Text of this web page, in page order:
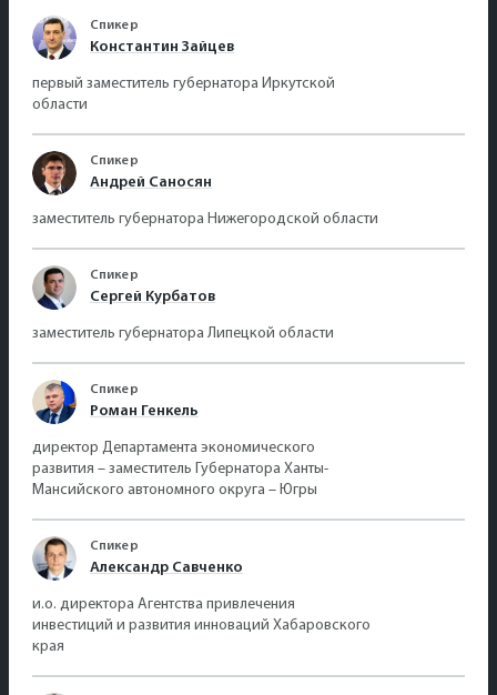
Спикер
Константин Зайцев
первый заместитель губернатора Иркутской
области
Спикер
Андрей Саносян
заместитель губернатора Нижегородской области
Спикер
Сергей Курбатов
заместитель губернатора Липецкой области
Спикер
Роман Генкель
директор Департамента экономического
развития – заместитель Губернатора Ханты-
Мансийского автономного округа – Югры
Спикер
Александр Савченко
и.о. директора Агентства привлечения
инвестиций и развития инноваций Хабаровского
края